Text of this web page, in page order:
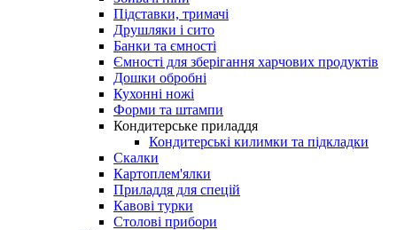
Підставки, тримачі
Друшляки і сито
Банки та ємності
Ємності для зберігання харчових продуктів
Дошки обробні
Кухонні ножі
Форми та штампи
Кондитерське приладдя
Кондитерські килимки та підкладки
Скалки
Картоплем'ялки
Приладдя для спецій
Кавові турки
Столові прибори